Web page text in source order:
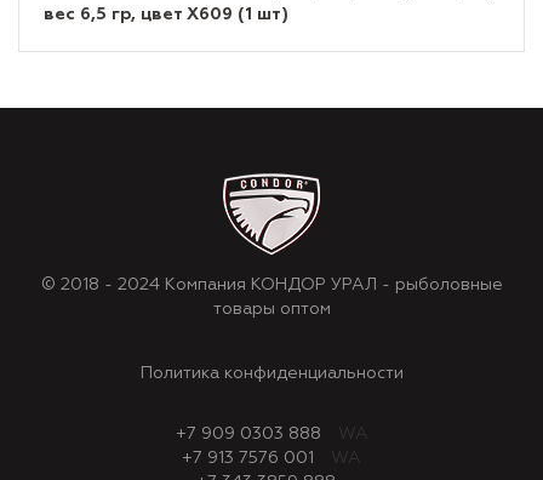
вес 6,5 гр, цвет X609 (1 шт)
© 2018 - 2024 Компания КОНДОР УРАЛ - рыболовные
товары оптом
Политика конфиденциальности
+7 909 0303 888
WA
+7 913 7576 001
WA